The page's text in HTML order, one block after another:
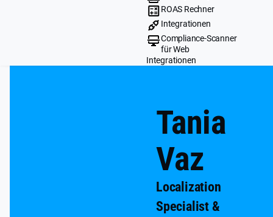
ROAS Rechner
Integrationen
Compliance-Scanner
für Web
Integrationen
Tania
Vaz
Localization
Specialist &